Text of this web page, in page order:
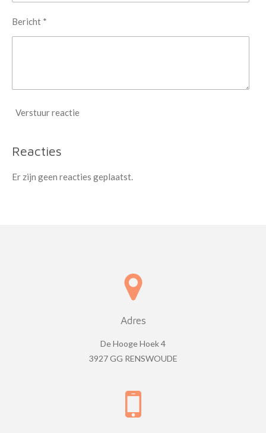
Bericht *
Verstuur reactie
Reacties
Er zijn geen reacties geplaatst.
Adres
De Hooge Hoek 4
3927 GG RENSWOUDE